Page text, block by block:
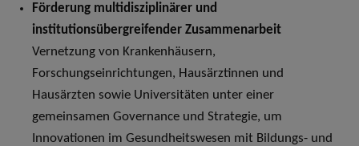
Förderung multidisziplinärer und
institutionsübergreifender Zusammenarbeit
Vernetzung von Krankenhäusern,
Forschungseinrichtungen, Hausärztinnen und
Hausärzten sowie Universitäten unter einer
gemeinsamen Governance und Strategie, um
Innovationen im Gesundheitswesen mit Bildungs- und